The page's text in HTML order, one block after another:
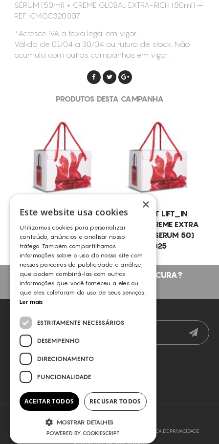
SÉRUM (50ml) + CREME GLOBAL EXTRA-RICH (50ml) –
REF.: CMGC320007
*Acresce IVA a taxa legal em vigor.
Válido de 01/04 a 30/04 ou rutura de stock. Não
acumula com outras campanhas em vigor.
PRODUTOS DESTA CAMPANHA
GDC – T LIFT_IN
PROMO (CREME
50+SERUM 50) 2025
GDC – T LIFT_IN
PROMO (CREME EXTRA
RICH 50+SERUM 50)
2025
NÃO ENCONTROU O QUE PROCURA?
FALE CONNOSCO
COPYRIGHT © 2026 SLYOU TERMOS E CONDIÇÕES POLÍTICA DE PRIVACIDADE
×
Este website usa cookies
Utilizamos cookies para personalizar
conteúdo, anúncios e analisar nosso
tráfego. Também compartilhamos
informações sobre o uso do nosso site com
nossos parceiros de publicidade e análise,
que podem combiná-las com outras
informações que você forneceu a eles ou
que eles coletaram do uso de seus serviços.
Ler mais
ESTRITAMENTE NECESSÁRIOS
DESEMPENHO
DIRECIONAMENTO
FUNCIONALIDADE
ACEITAR TODOS RECUSAR TODOS
MOSTRAR DETALHES
POWERED BY COOKIESCRIPT